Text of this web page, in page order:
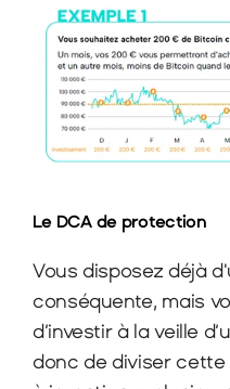
Le DCA de protection
Vous disposez déjà
conséquente, mais
d’investir à la veille
donc de diviser